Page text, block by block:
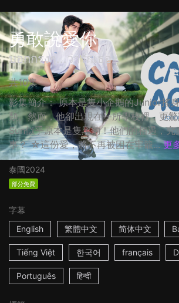
勇敢說愛你
บอกกรงๆ...ว่ารักเธอ
共10集
影集簡介： 原本是隻小企鵝的Junior搖
類。然而，他卻出現在一所學校裡，更
Sun似乎原本是隻黑豹！他們的相遇，究
事？ ☆這份愛，將不再被困在牢籠... 更
泰國2024
部分免費
字幕
English
繁體中文 简体中文
Tiếng Việt 한국어 français
Português हिन्दी